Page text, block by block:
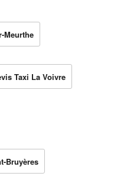
Meurthe
Taxi La Voivre
Bruyères